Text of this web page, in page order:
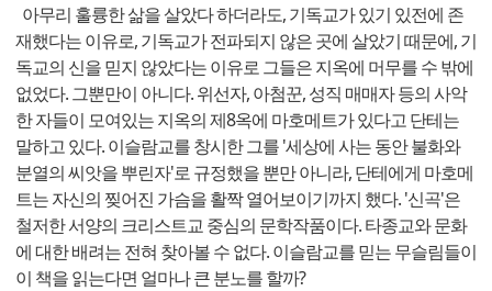
아무리 훌륭한 삶을 살았다 하더라도, 기독교가 있기 있전에 존
재했다는 이유로, 기독교가 전파되지 않은 곳에 살았기 때문에, 기
독교의 신을 믿지 않았다는 이유로 그들은 지옥에 머무를 수 밖에
없었다. 그뿐만이 아니다. 위선자, 아첨꾼, 성직 매매자 등의 사악
한 자들이 모여있는 지옥의 제8옥에 마호메트가 있다고 단테는
말하고 있다. 이슬람교를 창시한 그를 '세상에 사는 동안 불화와
분열의 씨앗을 뿌린자'로 규정했을 뿐만 아니라, 단테에게 마호메
트는 자신의 찢어진 가슴을 활짝 열어보이기까지 했다. '신곡'은
철저한 서양의 크리스트교 중심의 문학작품이다. 타종교와 문화
에 대한 배려는 전혀 찾아볼 수 없다. 이슬람교를 믿는 무슬림들이
이 책을 읽는다면 얼마나 큰 분노를 할까?